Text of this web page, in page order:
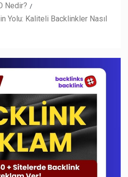
Nedir?
Yolu: Kaliteli Backlinkler Nasıl